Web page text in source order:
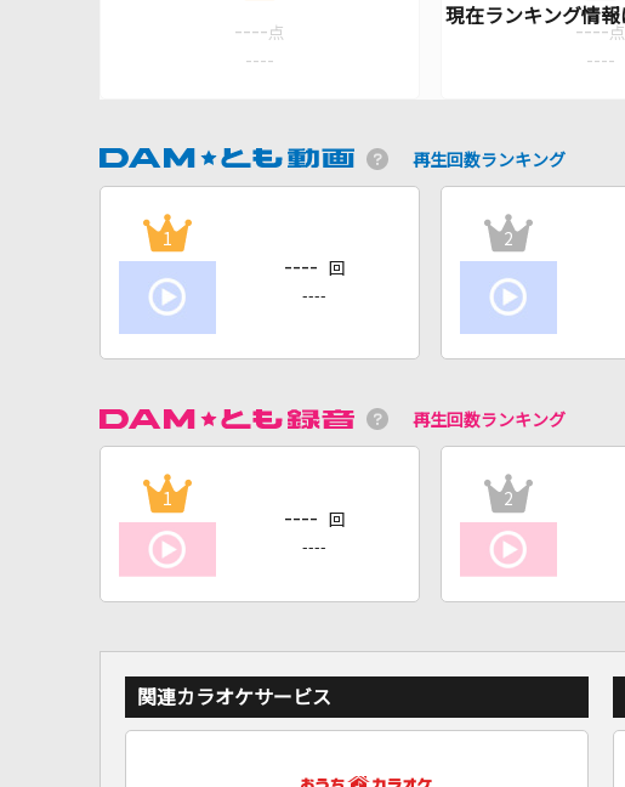
---- 点
----
---- 点
----
再生回数ランキング
1
---- 回
----
2
再生回数ランキング
1
---- 回
----
2
関連カラオケサービス